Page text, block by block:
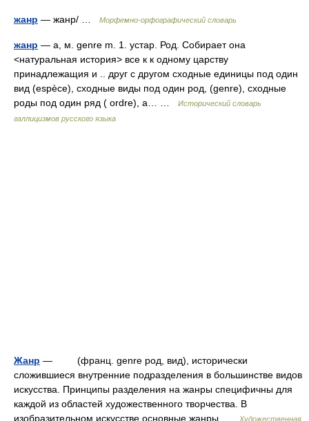
жанр — жанр/ … Морфемно-орфографический словарь
жанр — а, м. genre m. 1. устар. Род. Собирает она
<натуральная история> все к к одному царству
принадлежащия и .. друг с другом сходные единицы под один
вид (espèce), сходные виды под один род, (genre), сходные
роды под один ряд ( ordre), а… …
Исторический словарь
галлицизмов русского языка
Жанр — (франц. genre род, вид), исторически
сложившиеся внутренние подразделения в большинстве видов
искусства. Принципы разделения на жанры специфичны для
каждой из областей художественного творчества. В
изобразительном искусстве основные жанры …
Художественная